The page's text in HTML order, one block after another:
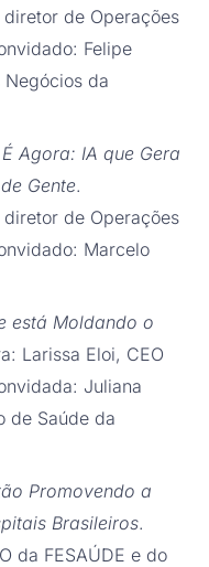
de Operações
Felipe
da
Agora: IA que Gera
Gente.
de Operações
Marcelo
está Moldando o
Larissa Eloi, CEO
Juliana
de Saúde da
Promovendo a
Brasileiros.
da FESAÚDE e do